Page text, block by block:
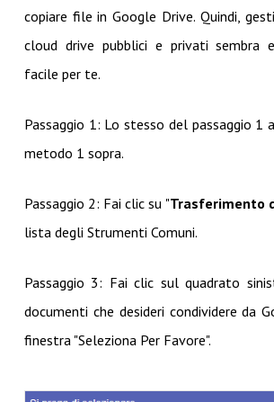
copiare file in Google Drive. Quindi,
cloud drive pubblici e privati sembra
facile per te.
Passaggio 1: Lo stesso del passaggio 1
metodo 1 sopra.
Passaggio 2: Fai clic su "Trasferimento
lista degli Strumenti Comuni.
Passaggio 3: Fai clic sul quadrato
documenti che desideri condividere da
finestra "Seleziona Per Favore".